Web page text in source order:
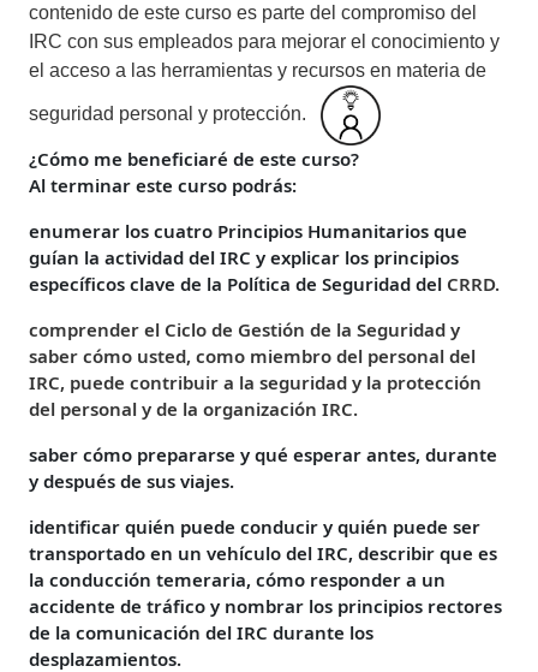
contenido de este curso es parte del compromiso del
IRC con sus empleados para mejorar el conocimiento y
el acceso a las herramientas y recursos en materia de
seguridad personal y protección.
¿Cómo me beneficiaré de este curso?
Al terminar este curso podrás:
enumerar los cuatro Principios Humanitarios que
guían la actividad del IRC y explicar los principios
específicos clave de la Política de Seguridad del CRRD.
comprender el Ciclo de Gestión de la Seguridad y
saber cómo usted, como miembro del personal del
IRC, puede contribuir a la seguridad y la protección
del personal y de la organización IRC.
saber cómo prepararse y qué esperar antes, durante
y después de sus viajes.
identificar quién puede conducir y quién puede ser
transportado en un vehículo del IRC, describir que es
la conducción temeraria, cómo responder a un
accidente de tráfico y nombrar los principios rectores
de la comunicación del IRC durante los
desplazamientos.